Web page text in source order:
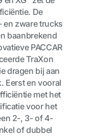
De
en zware trucks
baanbrekend
PACCAR
TraXon
dragen bij aan
Eerst en vooral
met het
voor het
2-, 3- of 4-
of dubbel